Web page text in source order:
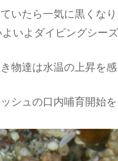
いたら一気に黒くな
よダイビングシーズ
物達は水温の上昇を感
シュの口内哺育開始